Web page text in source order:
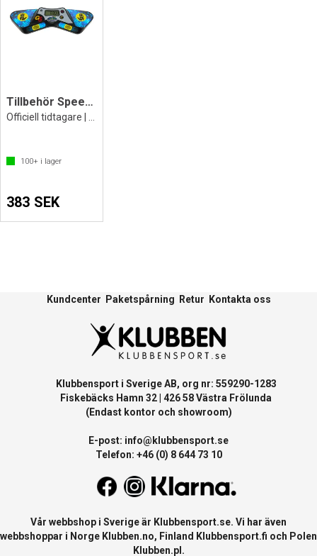
Tillbehör Speed Stacks Pro Timer G5
100+ i lager
383 SEK
Kundcenter Paketspårning Retur Kontakta oss
Klubbensport i Sverige AB, org nr: 559290-1283
Fiskebäcks Hamn 32 | 426 58 Västra Frölunda
(Endast kontor och showroom)
E-post: info@klubbensport.se
Telefon: +46 (0) 8 644 73 10
Vår webbshop i Sverige är Klubbensport.se. Vi har även
webbshoppar i Norge Klubben.no, Finland Klubbensport.fi och Polen
Klubben.pl .